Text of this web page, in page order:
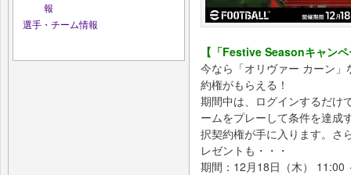
報
選手・チーム情報
【「Festive Seasonキャン
今なら「オリヴァー カーン
約権がもらえる！
期間中は、ログインするだけ
ームをプレーして条件を達成
択契約権が手に入ります。さ
レゼントも・・・
期間：12月18日（木） 11:00